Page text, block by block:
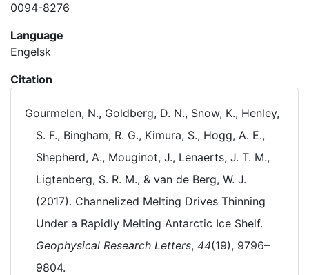
0094-8276
Language
Engelsk
Citation
Gourmelen, N., Goldberg, D. N., Snow, K., Henley,
S. F., Bingham, R. G., Kimura, S., Hogg, A. E.,
Shepherd, A., Mouginot, J., Lenaerts, J. T. M.,
Ligtenberg, S. R. M., & van de Berg, W. J.
(2017). Channelized Melting Drives Thinning
Under a Rapidly Melting Antarctic Ice Shelf.
Geophysical Research Letters, 44(19), 9796–
9804.